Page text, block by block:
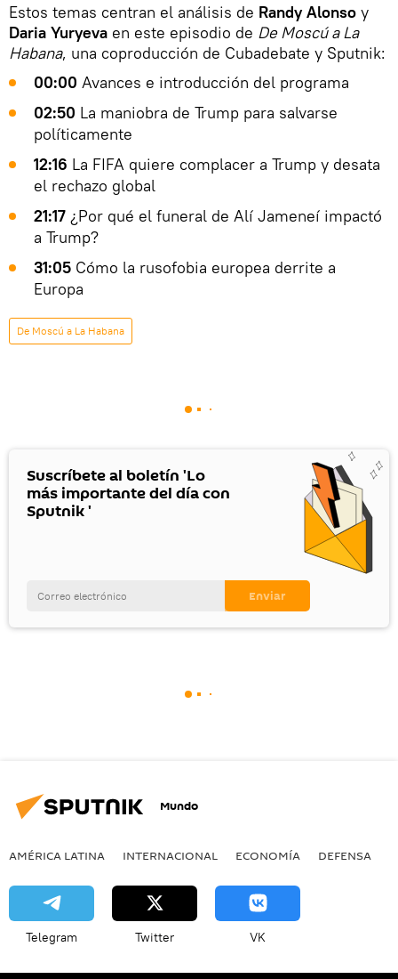
Estos temas centran el análisis de Randy Alonso y
Daria Yuryeva en este episodio de De Moscú a La
Habana, una coproducción de Cubadebate y Sputnik:
00:00 Avances e introducción del programa
02:50 La maniobra de Trump para salvarse
políticamente
12:16 La FIFA quiere complacer a Trump y desata
el rechazo global
21:17 ¿Por qué el funeral de Alí Jameneí impactó
a Trump?
31:05 Cómo la rusofobia europea derrite a
Europa
De Moscú a La Habana
Suscríbete al boletín 'Lo
más importante del día con
Sputnik '
Mundo
AMÉRICA LATINA INTERNACIONAL ECONOMÍA DEFENSA
Telegram Twitter VK